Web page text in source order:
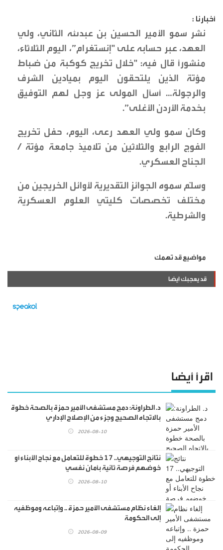
أخبارنا :
نشر سمو الأمير الحسين بن عبدﷲ الثاني، ولي
العهد، عبر حسابه على "إنستغرام”، اليوم الثلاثاء،
منشوراً قال فيه: "خلال تخريج كوكبة من ضباط
مؤتة الذين يلتحقون اليوم بميادين الشرف
والرجولة… أسأل المولى عز وجل لهم التوفيق
بخدمة الأردن الأغلى”.
وكان سمو ولي العهد رعى، اليوم، حفل تخريج
الفوج الرابع والثلاثين من تلاميذ جامعة مؤتة /
الجناح العسكري.
وسلّم سموه الجوائز التقديرية لأوائل الخريجين من
مختلف تخصصات كليتي العلوم العسكرية
والشرطية.
مواضيع قد تهمك
قد يعجبك ايضا
اقرأ أيضا
د. الطراونة: دمج مستشفى الأمير حمزة بالصحة خطوة
بالاتجاه الصحيح وجزء من الإصلاح الإداري
2026-08-10
نتائج التوجيهي.. 17 خطوة للتعامل مع نجاح الأبناء أو
خوضهم فرصة ثانية بأمان نفسي
2026-08-10
إلغاء نظام مستشفى الأمير حمزة .. وإتباعه وموظفيه
إلى الحكومة
2026-08-09